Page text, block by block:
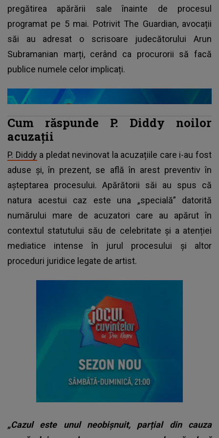
pregătirea apărării sale înainte de procesul
programat pe 5 mai. Potrivit The Guardian, avocații
săi au adresat o scrisoare judecătorului Arun
Subramanian marți, cerând ca procurorii să facă
publice numele celor implicați.
Cum răspunde P. Diddy noilor
acuzații
P. Diddy a pledat nevinovat la acuzațiile care i-au fost
aduse și, în prezent, se află în arest preventiv în
așteptarea procesului. Apărătorii săi au spus că
natura acestui caz este una „specială” datorită
numărului mare de acuzatori care au apărut în
contextul statutului său de celebritate și a atenției
mediatice intense în jurul procesului și altor
proceduri juridice legate de artist.
„Cazul este unul neobișnuit, parțial din cauza